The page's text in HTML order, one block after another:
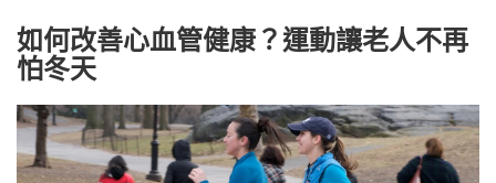
如何改善心血管健康？運動讓老人不再
怕冬天